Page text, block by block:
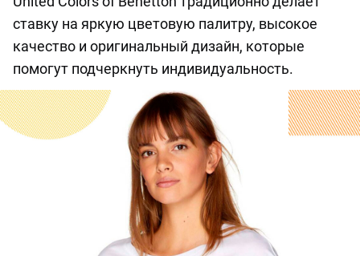
ставку на яркую цветовую палитру, высокое
качество и оригинальный дизайн, которые
помогут подчеркнуть индивидуальность.